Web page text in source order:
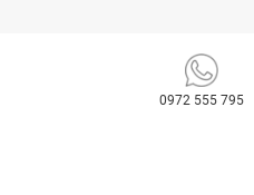
0972 555 795